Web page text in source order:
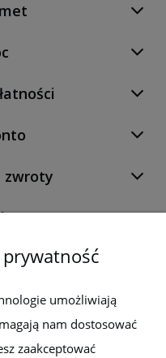
zwroty
na bieżąco z nowościami i
umożliwiają
nam dostosować
zaakceptować